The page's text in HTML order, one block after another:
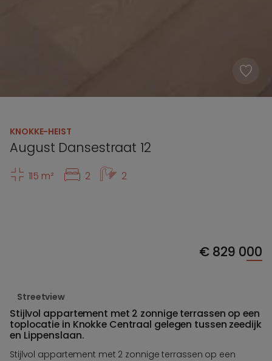
KNOKKE-HEIST
August Dansestraat 12
115 m² 2 2
€829 000
Streetview
Stijlvol appartement met 2 zonnige terrassen op een
toplocatie in Knokke Centraal gelegen tussen zeedijk
en Lippenslaan.
Stijlvol appartement met 2 zonnige terrassen op een